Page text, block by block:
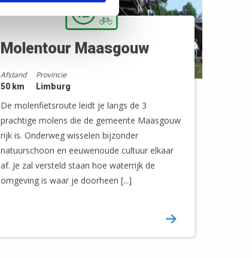
Molentour Maasgouw
Afstand
50 km
Provincie
Limburg
De molenfietsroute leidt je langs de 3
prachtige molens die de gemeente Maasgouw
rijk is. Onderweg wisselen bijzonder
natuurschoon en eeuwenoude cultuur elkaar
af. Je zal versteld staan hoe waterrijk de
omgeving is waar je doorheen [...]